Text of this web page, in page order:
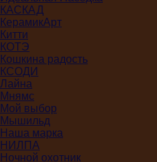
КАСКАД
КерамикАрт
Китти
КОТЭ
Кошкина радость
КСОДИ
Лайна
Мнямс
Мой выбор
Мышильд
Наша марка
НИЛПА
Ночной охотник